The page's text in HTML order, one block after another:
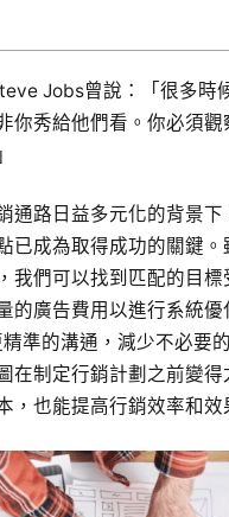
Jobs曾說：「很多時
你秀給他們看。你必須觀
通路日益多元化的背景
已成為取得成功的關鍵。
我們可以找到匹配的目
的廣告費用以進行系統優
準的溝通，減少不必要
在制定行銷計劃之前變
，也能提高行銷效率和效